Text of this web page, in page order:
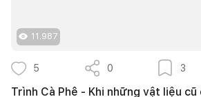
11.987
5 0 3
Trình Cà Phê - Khi những vật liệu